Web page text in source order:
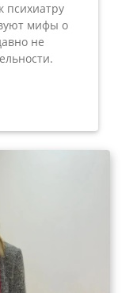
психиатру
мифы о
не